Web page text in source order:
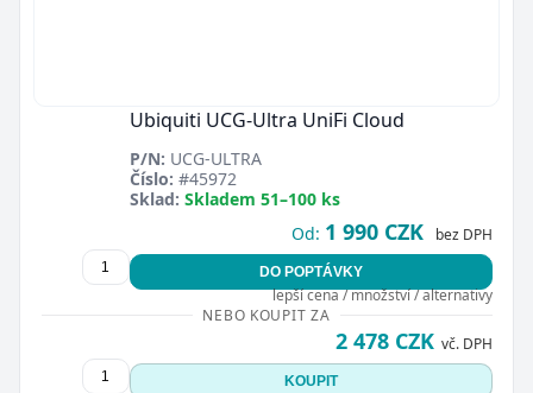
Ubiquiti UCG-Ultra UniFi Cloud
P/N: UCG-ULTRA
Číslo: #45972
Sklad: Skladem 51–100 ks
Od: 1 990 CZK bez DPH
DO POPTÁVKY
lepší cena / množství / alternativy
NEBO KOUPIT ZA
2 478 CZK vč. DPH
KOUPIT